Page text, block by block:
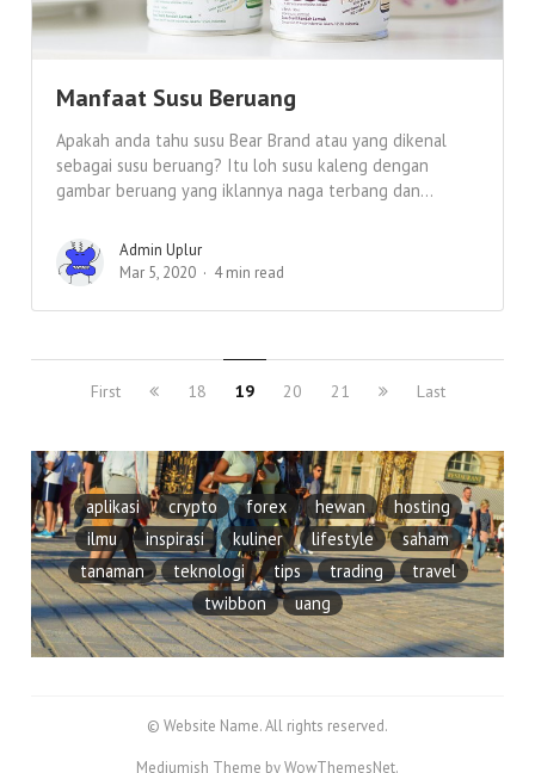
Manfaat Susu Beruang
Apakah anda tahu susu Bear Brand atau yang dikenal
sebagai susu beruang? Itu loh susu kaleng dengan
gambar beruang yang iklannya naga terbang dan...
Admin Uplur
Mar 5, 2020
4 min read
First 18 19 20 21 Last
aplikasi crypto forex hewan
hosting
ilmu
inspirasi kuliner lifestyle
saham
tanaman
teknologi tips trading
travel
twibbon
uang
© Website Name. All rights reserved.
Mediumish Theme by WowThemesNet.